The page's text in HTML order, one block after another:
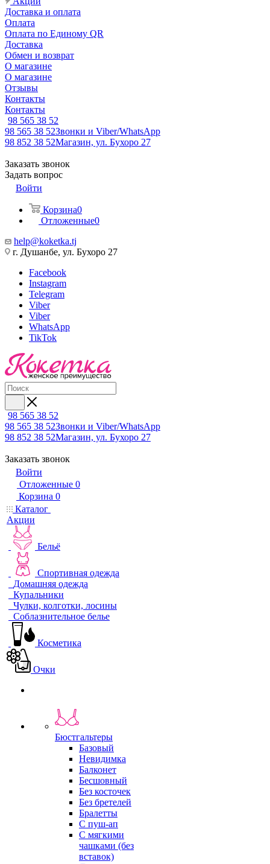
Доставка и оплата
Оплата
Оплата по Единому QR
Доставка
Обмен и возврат
О магазине
О магазине
Отзывы
Контакты
Контакты
98 565 38 52
98 565 38 52Звонки и Viber/WhatsApp
98 852 38 52Магазин, ул. Бухоро 27
Заказать звонок
Задать вопрос
Войти
Корзина0
Отложенные0
help@koketka.tj
г. Душанбе, ул. Бухоро 27
Facebook
Instagram
Telegram
Viber
Viber
WhatsApp
TikTok
98 565 38 52
98 565 38 52Звонки и Viber/WhatsApp
98 852 38 52Магазин, ул. Бухоро 27
Заказать звонок
Войти
Отложенные 0
Корзина 0
Каталог
Акции
Бельё
Спортивная одежда
Домашняя одежда
Купальники
Чулки, колготки, лосины
Соблазнительное белье
Косметика
Очки
Бюстгальтеры
Базовый
Невидимка
Балконет
Бесшовный
Без косточек
Без бретелей
Бралетты
С пуш-ап
С мягкими
чашками (без
вставок)